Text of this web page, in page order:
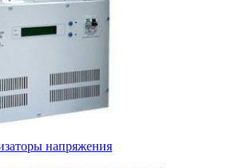
напряжения